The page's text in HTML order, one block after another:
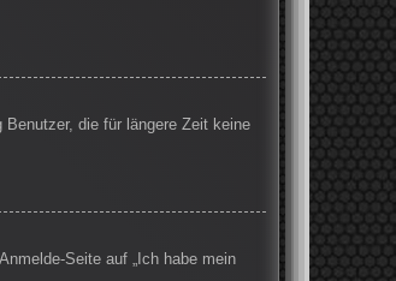
die für längere Zeit keine
Seite auf „Ich habe mein